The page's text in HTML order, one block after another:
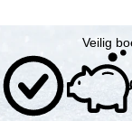
Veilig